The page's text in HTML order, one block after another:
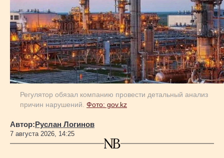
Регулятор обязал компанию провести детальный анализ
причин нарушений. Фото: gov.kz
Автор:Руслан Логинов
7 августа 2026, 14:25